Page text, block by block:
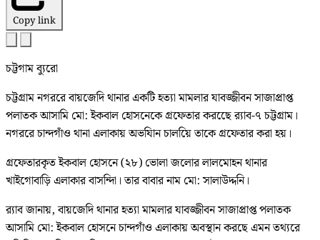
Copy link
চট্টগাম ব্যুরো
চট্টগ্রাম নগররে বায়জেদি থানার একটি হত্যা মামলার যাবজ্জীবন সাজাপ্রাপ্ত
পলাতক আসামি মো: ইকবাল হোসনেকে গ্রফেতার করছেে র‌্যাব-৭ চট্টগ্রাম।
নগররে চান্দগাঁও থানা এলাকায় অভযিান চালয়িে তাকে গ্রফেতার করা হয়।
গ্রফেতারকৃত ইকবাল হোসনে (২৮) ভোলা জলোর লালমোহন থানার
খাইগোবাড়ি এলাকার বাসন্দিা। তার বাবার নাম মো: সালাউদ্দনি।
র‌্যাব জানায়, বায়জেদি থানার হত্যা মামলার যাবজ্জীবন সাজাপ্রাপ্ত পলাতক
আসামি মো: ইকবাল হোসনে চান্দগাঁও এলাকায় অবস্থান করছে এমন তথ্যরে